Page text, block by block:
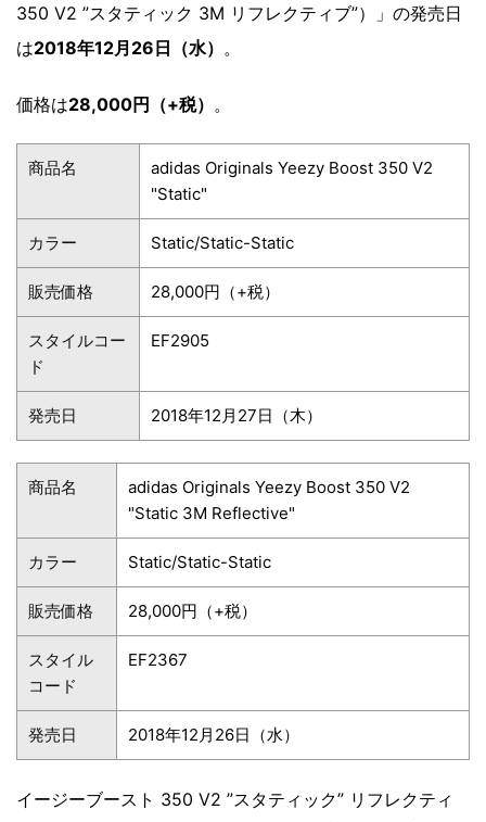
350 V2 ”スタティック 3M リフレクティブ”）」の発売日
は2018年12月26日（水） 。
価格は28,000円（+税） 。
商品名
adidas Originals Yeezy Boost 350 V2
"Static"
カラー Static/Static-Static
販売価格 28,000円（+税）
スタイルコー
ド
EF2905
発売日 2018年12月27日（木）
商品名
adidas Originals Yeezy Boost 350 V2
"Static 3M Reflective"
カラー Static/Static-Static
販売価格 28,000円（+税）
スタイル
コード
EF2367
発売日 2018年12月26日（水）
イージーブースト 350 V2 ”スタティック” リフレクティ